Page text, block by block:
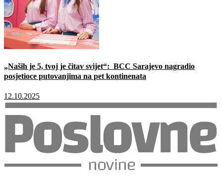
„Naših je 5, tvoj je čitav svijet“: BCC Sarajevo nagradio
posjetioce putovanjima na pet kontinenata
12.10.2025